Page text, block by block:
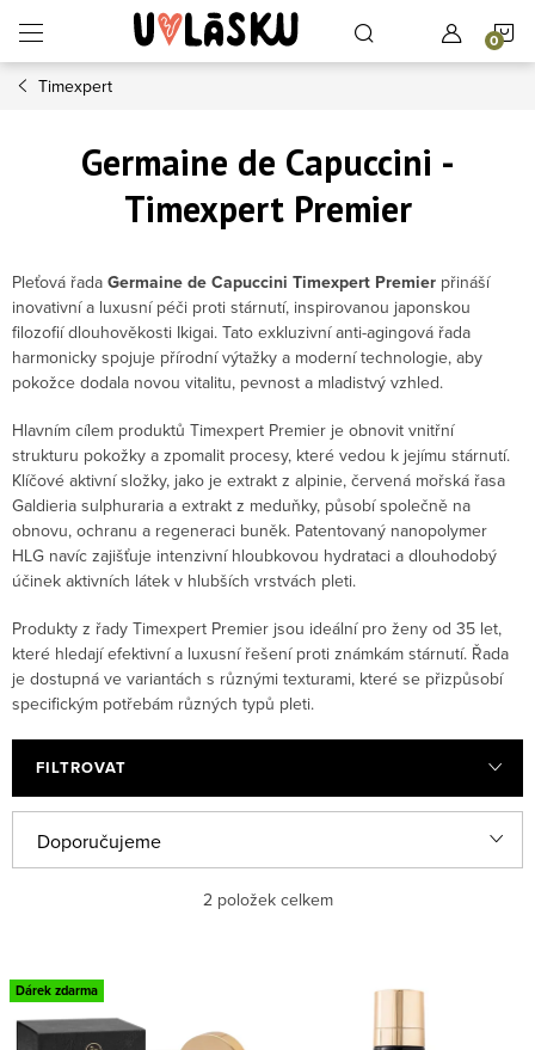
Timexpert
Germaine de Capuccini -
Timexpert Premier
Pleťová řada Germaine de Capuccini Timexpert Premier přináší
inovativní a luxusní péči proti stárnutí, inspirovanou japonskou
filozofií dlouhověkosti Ikigai. Tato exkluzivní anti-agingová řada
harmonicky spojuje přírodní výtažky a moderní technologie, aby
pokožce dodala novou vitalitu, pevnost a mladistvý vzhled.
Hlavním cílem produktů Timexpert Premier je obnovit vnitřní
strukturu pokožky a zpomalit procesy, které vedou k jejímu stárnutí.
Klíčové aktivní složky, jako je extrakt z alpinie, červená mořská řasa
Galdieria sulphuraria a extrakt z meduňky, působí společně na
obnovu, ochranu a regeneraci buněk. Patentovaný nanopolymer
HLG navíc zajišťuje intenzivní hloubkovou hydrataci a dlouhodobý
účinek aktivních látek v hlubších vrstvách pleti.
Produkty z řady Timexpert Premier jsou ideální pro ženy od 35 let,
které hledají efektivní a luxusní řešení proti známkám stárnutí. Řada
je dostupná ve variantách s různými texturami, které se přizpůsobí
specifickým potřebám různých typů pleti.
FILTROVAT
Řazení produktů
Doporučujeme
Nejprodávanější
2položek celkem
Výpis produktů
Dárek zdarma